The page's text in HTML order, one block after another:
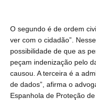
O segundo é de ordem
ver com o cidadão”.
possibilidade de que as
peçam indenização pelo
causou. A terceira é a
de dados”, afirma o
Espanhola de Proteção